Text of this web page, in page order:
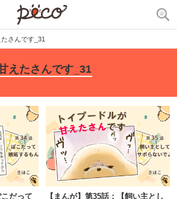
さんです_31
えたさんです_31
こだって
【まんが】第35話：【飼い主とし